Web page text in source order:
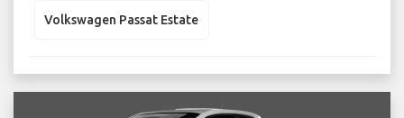
Volkswagen Passat Estate